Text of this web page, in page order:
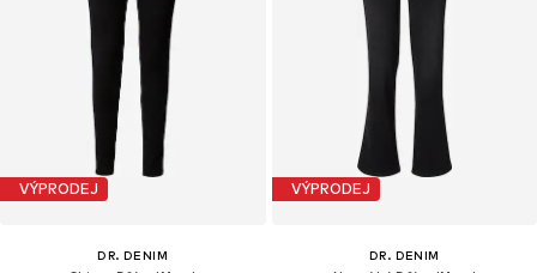
VÝPRODEJ
DR. DENIM
VÝPRODEJ
DR. DENIM